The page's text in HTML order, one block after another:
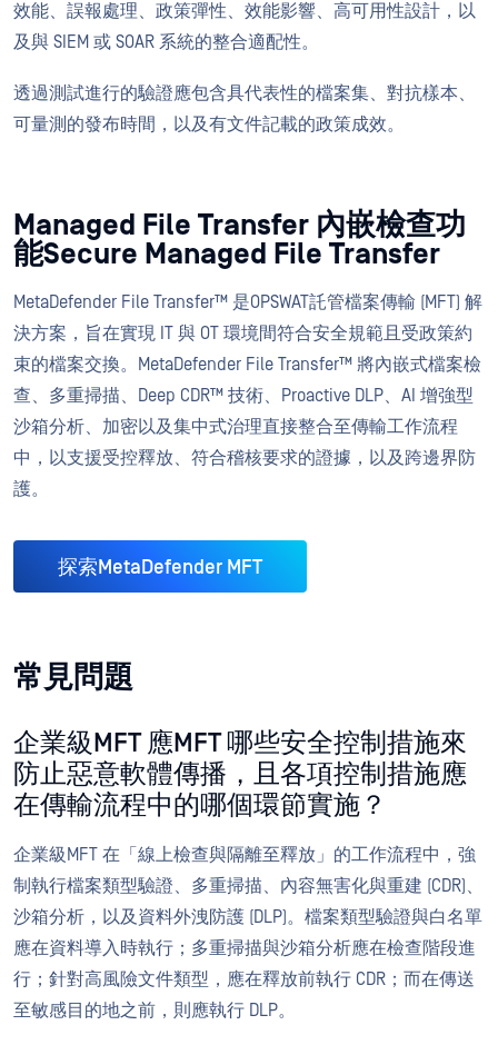
效能、誤報處理、政策彈性、效能影響、高可用性設計，以
及與 SIEM 或 SOAR 系統的整合適配性。
透過測試進行的驗證應包含具代表性的檔案集、對抗樣本、
可量測的發布時間，以及有文件記載的政策成效。
Managed File Transfer 內嵌檢查功
能Secure Managed File Transfer
MetaDefender File Transfer™ 是OPSWAT託管檔案傳輸 (MFT) 解
決方案，旨在實現 IT 與 OT 環境間符合安全規範且受政策約
束的檔案交換。MetaDefender File Transfer™ 將內嵌式檔案檢
查、多重掃描、Deep CDR™ 技術、Proactive DLP、AI 增強型
沙箱分析、加密以及集中式治理直接整合至傳輸工作流程
中，以支援受控釋放、符合稽核要求的證據，以及跨邊界防
護。
探索MetaDefender MFT
常見問題
企業級MFT 應MFT 哪些安全控制措施來
防止惡意軟體傳播，且各項控制措施應
在傳輸流程中的哪個環節實施？
企業級MFT 在「線上檢查與隔離至釋放」的工作流程中，強
制執行檔案類型驗證、多重掃描、內容無害化與重建 (CDR)、
沙箱分析，以及資料外洩防護 (DLP)。檔案類型驗證與白名單
應在資料導入時執行；多重掃描與沙箱分析應在檢查階段進
行；針對高風險文件類型，應在釋放前執行 CDR；而在傳送
至敏感目的地之前，則應執行 DLP。